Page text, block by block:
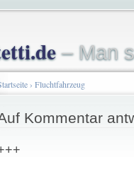
– Man
› Fluchtfahrzeug
Kommentar